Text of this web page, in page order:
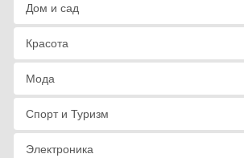
Дом и сад
Красота
Мода
Спорт и Туризм
Электроника